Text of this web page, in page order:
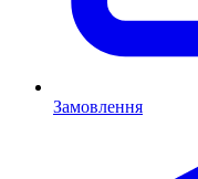
Замовлення